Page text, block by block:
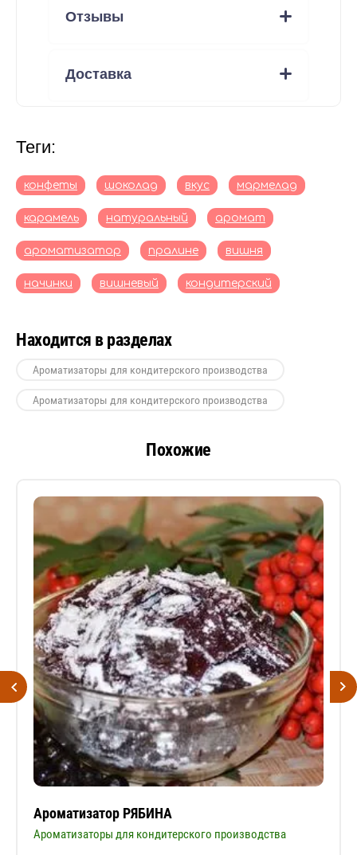
Отзывы
Доставка
теги:
конфеты шоколад вкус мармелад
карамель натуральный аромат
ароматизатор пралине вишня
начинки вишневый кондитерский
Находится в разделах
Ароматизаторы для кондитерского производства
Ароматизаторы для кондитерского производства
Похожие
Ароматизатор РЯБИНА
Ароматизаторы для кондитерского производства